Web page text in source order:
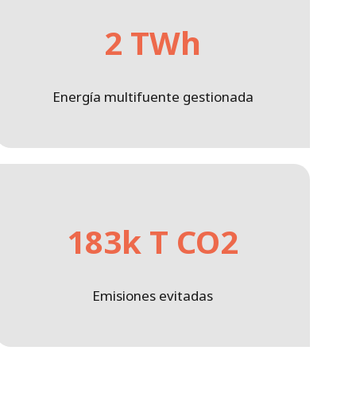
2 TWh
Energía multifuente gestionada
183k T CO2
Emisiones evitadas